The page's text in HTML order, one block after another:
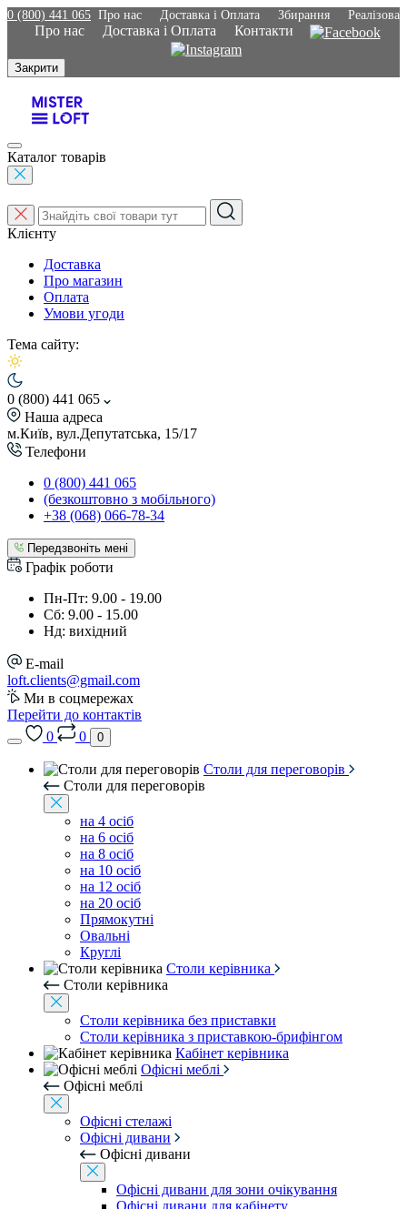
0 (800) 441 065 Про нас Доставка і Оплата Збирання
Про нас Доставка і Оплата Контакти
Закрити
Каталог товарів
Клієнту
Доставка
Про магазин
Оплата
Умови угоди
Тема сайту:
0 (800) 441 065
Наша адреса
м.Київ, вул.Депутатська, 15/17
Телефони
0 (800) 441 065
(безкоштовно з мобільного)
+38 (068) 066-78-34
Передзвоніть мені
Графік роботи
Пн-Пт: 9.00 - 19.00
Сб: 9.00 - 15.00
Нд: вихідний
E-mail
loft.clients@gmail.com
Ми в соцмережах
Перейти до контактів
0
0 0
Столи для переговорів
Столи для переговорів
на 4 осіб
на 6 осіб
на 8 осіб
на 10 осіб
на 12 осіб
на 20 осіб
Прямокутні
Овальні
Круглі
Столи керівника
Столи керівника
Столи керівника без приставки
Столи керівника з приставкою-брифінгом
Кабінет керівника
Офісні меблі
Офісні меблі
Офісні стелажі
Офісні дивани
Офісні дивани
Офісні дивани для зони очікування
Офісні дивани для кабінету